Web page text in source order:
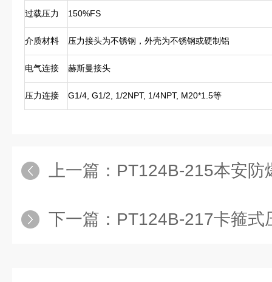
过载压力 150%FS
介质材料 压力接头为不锈钢，外壳为不锈钢或硬制铝
电气连接 赫斯曼接头
压力连接 G1/4, G1/2, 1/2NPT, 1/4NPT, M20*1.5等
上一篇： PT124B-215本安防
下一篇： PT124B-217卡箍式